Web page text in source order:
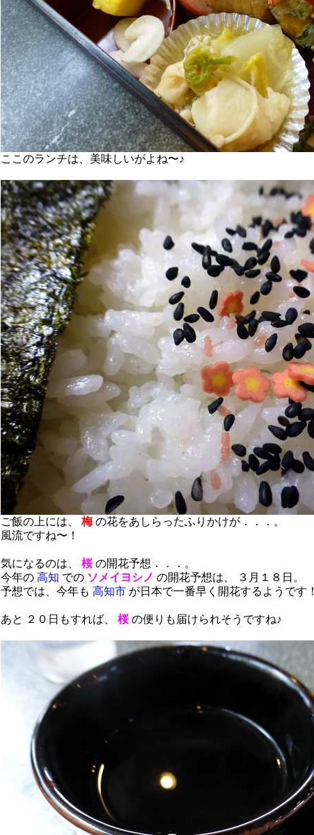
ここのランチは、美味しいがよね〜♪
ご飯の上には、 梅の花をあしらったふりかけが．．．。
風流ですね〜！
気になるのは、 桜の開花予想．．．。
今年の 高知 での ソメイヨシノ の開花予想は、 ３月１８日。
予想では、今年も 高知市 が日本で一番早く開花するようです！
あと ２０日もすれば、 桜の便りも届けられそうですね♪